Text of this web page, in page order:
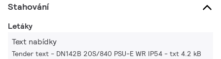
Stahování
Letáky
Text nabídky
Tender text - DN142B 20S/840 PSU-E WR IP54 txt 4.2 kB